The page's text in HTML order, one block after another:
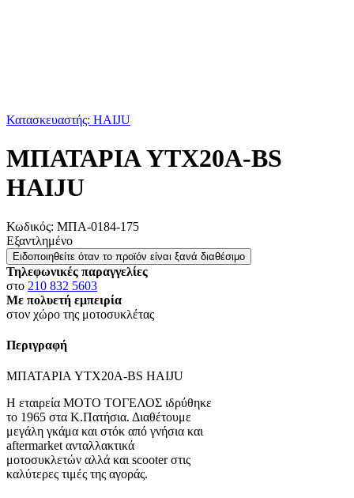
Κατασκευαστής: HAIJU
ΜΠΑΤΑΡΙΑ YTX20A-BS
HAIJU
Κωδικός: ΜΠΑ-0184-175
Εξαντλημένο
Ειδοποιηθείτε όταν το προϊόν είναι ξανά διαθέσιμο
Τηλεφωνικές παραγγελίες
στο 210 832 5603
Με πολυετή εμπειρία
στον χώρο της μοτοσυκλέτας
Περιγραφή
ΜΠΑΤΑΡΙΑ YTX20A-BS HAIJU
Η εταιρεία ΜΟΤΟ ΤΟΓΕΛΟΣ ιδρύθηκε
το 1965 στα Κ.Πατήσια. Διαθέτουμε
μεγάλη γκάμα και στόκ από γνήσια και
aftermarket ανταλλακτικά
μοτοσυκλετών αλλά και scooter στις
καλύτερες τιμές της αγοράς.